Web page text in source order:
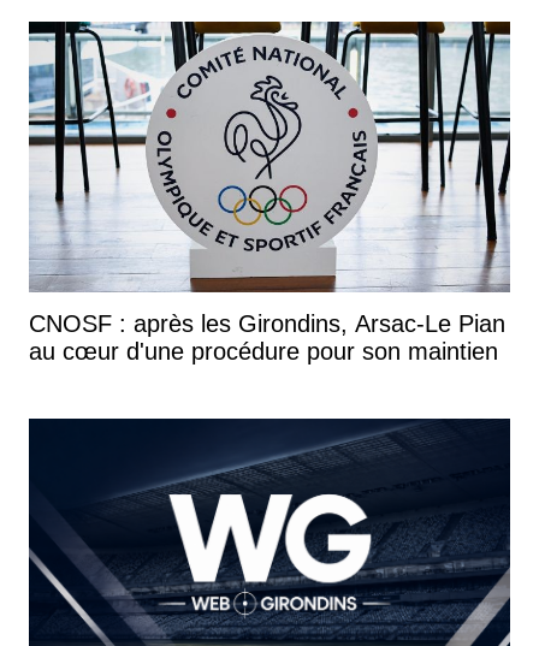
CNOSF : après les Girondins, Arsac-Le Pian
au cœur d'une procédure pour son maintien